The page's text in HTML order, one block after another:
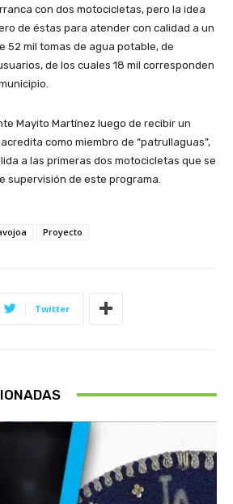
con dos motocicletas, pero la idea
de éstas para atender con calidad a un
52 mil tomas de agua potable, de
de los cuales 18 mil corresponden
Mayito Martínez luego de recibir un
como miembro de “patrullaguas”,
a las primeras dos motocicletas que se
supervisión de este programa.
Proyecto
Twitter